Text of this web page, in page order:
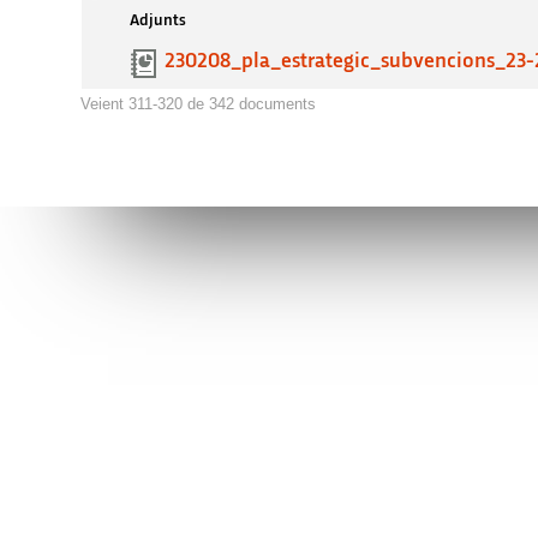
Adjunts
Veient 311-320 de 342 documents